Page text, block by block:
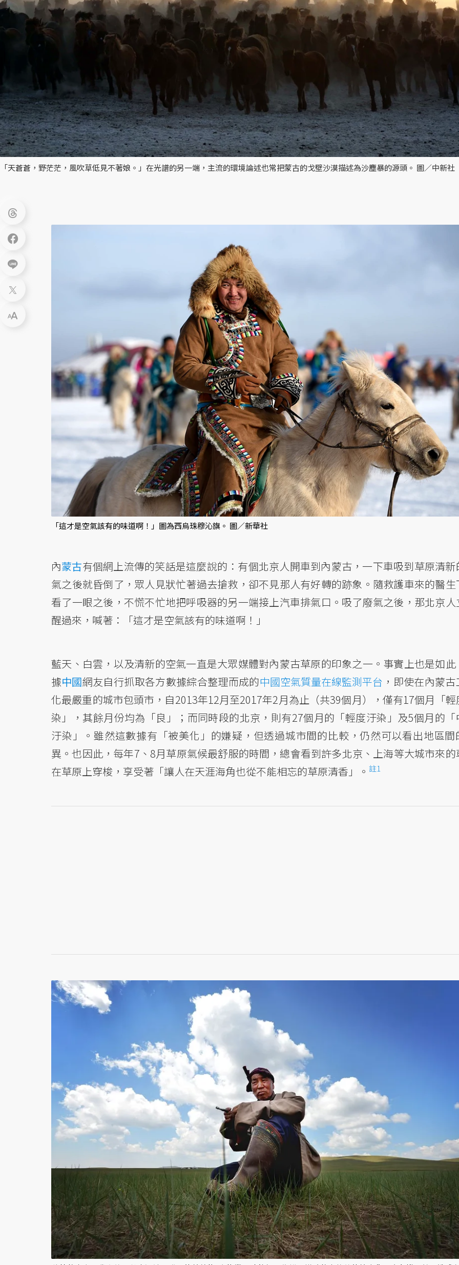
「天蒼蒼，野茫茫，風吹草低見不著娘。」在光譜的另一端，主流的環境論述也常把蒙古的戈壁沙漠描述為沙塵暴的源頭。 圖／中新社
「這才是空氣該有的味道啊！」圖為西烏珠穆沁旗。 圖／新華社
內蒙古有個網上流傳的笑話是這麼說的：有個北京人開車到內蒙古，一下車吸到草原清新
氣之後就昏倒了，眾人見狀忙著過去搶救，卻不見那人有好轉的跡象。隨救護車來的醫生
看了一眼之後，不慌不忙地把呼吸器的另一端接上汽車排氣口。吸了廢氣之後，那北京人
醒過來，喊著：「這才是空氣該有的味道啊！」
藍天、白雲，以及清新的空氣一直是大眾媒體對內蒙古草原的印象之一。事實上也是如此
據中國網友自行抓取各方數據綜合整理而成的中國空氣質量在線監測平台 ，即使在內蒙
化最嚴重的城市包頭市，自2013年12月至2017年2月為止（共39個月），僅有17個月「輕
染」，其餘月份均為「良」；而同時段的北京，則有27個月的「輕度汙染」及5個月的「
汙染」。雖然這數據有「被美化」的嫌疑，但透過城市間的比較，仍然可以看出地區間
異。也因此，每年7、8月草原氣候最舒服的時間，總會看到許多北京、上海等大城市來的
在草原上穿梭，享受著「讓人在天涯海角也從不能相忘的草原清香」。 註1